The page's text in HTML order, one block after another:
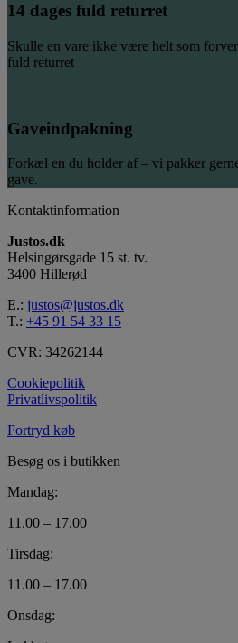
14 dages fuld returret
Skulle en vare ikke være helt som
fuld returret
Gaveindpakning
Forkæl en du holder af – vi pakker
gave.
Kontaktinformation
Justos.dk
Helsingørsgade 15 st. tv.
3400 Hillerød
E.: justos@justos.dk
T.: +45 91 54 33 15
CVR: 34262144
Cookiepolitik
Privatlivspolitik
Fortryd køb
Besøg os i butikken
Mandag:
11.00 – 17.00
Tirsdag:
11.00 – 17.00
Onsdag: